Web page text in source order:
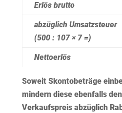
Erlös brutto
abzüglich Umsatzsteuer
(500 : 107 × 7 =)
Nettoerlös
Soweit Skontobeträge
mindern diese ebenfalls
Verkaufspreis abzüglich